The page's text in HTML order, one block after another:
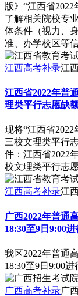
版》“江西省
了解相关院校专
体条件（视力、
准、办学校区等
江西高考补录江
江西省2022年普
理类平行志愿缺
现将“江西省
三校文理类平行
件：江西省2022
校文理类平行志
江西高考补录江
广西2022年普通
18:30至9日9:00进
我区2022年普通
18:30至9日9:00进
广西高考补录广